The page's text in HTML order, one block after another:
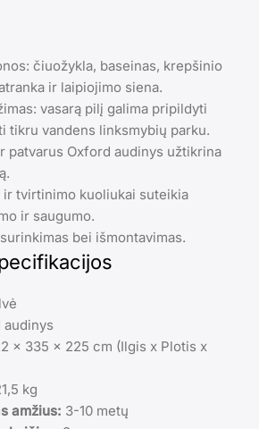
čiuožykla, baseinas, krepšinio
ir laipiojimo siena.
vasarą pilį galima pripildyti
tikru vandens linksmybių parku.
patvarus Oxford audinys užtikrina
tvirtinimo kuoliukai suteikia
ir saugumo.
bei išmontavimas.
audinys
x 335 x 225 cm (Ilgis x Plotis x
kg
amžius: 3-10 metų